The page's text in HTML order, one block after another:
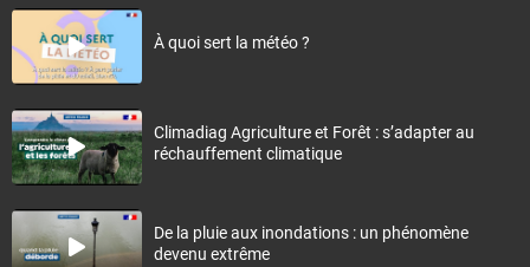
À quoi sert la météo ?
Climadiag Agriculture et Forêt : s’adapter au
réchauffement climatique
De la pluie aux inondations : un phénomène
devenu extrême